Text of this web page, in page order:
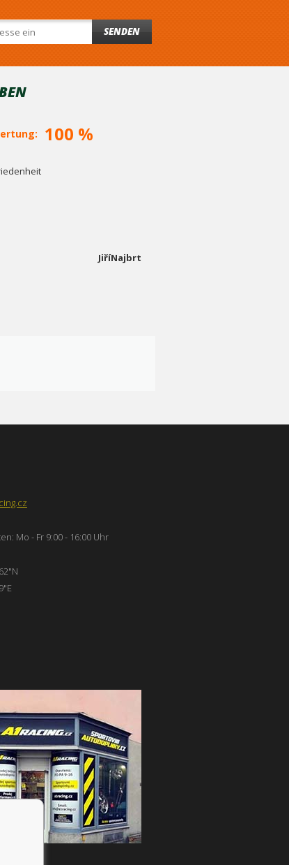
SENDEN
100 %
JiříNajbrt
Mo - Fr 9:00 - 16:00 Uhr